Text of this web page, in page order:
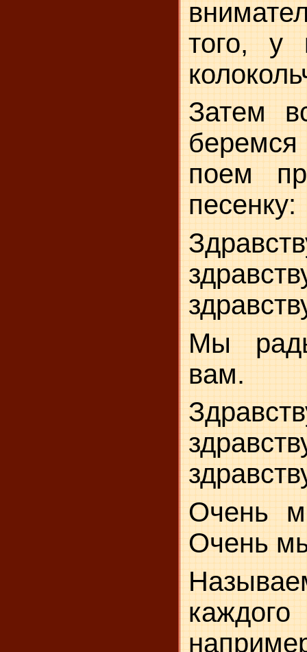
того, у
Затем
поем
песенку:
Мы
вам.
Очень
Очень